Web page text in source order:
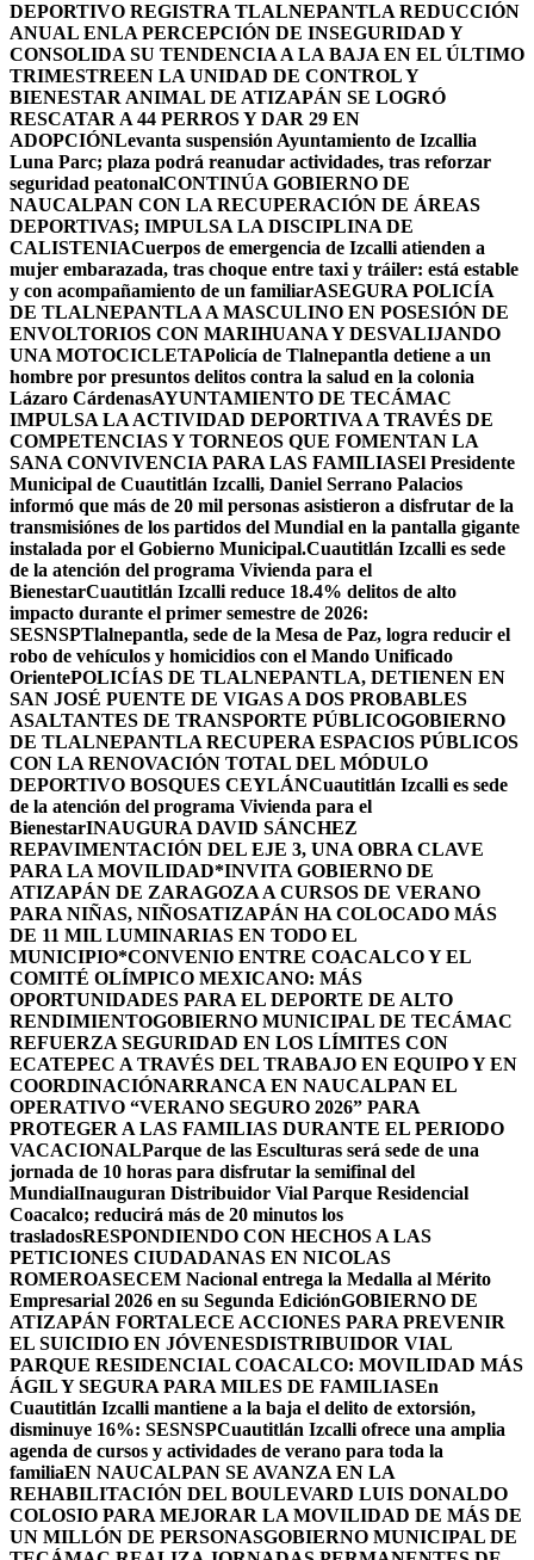
DEPORTIVO REGISTRA TLALNEPANTLA REDUCCIÓN
ANUAL ENLA PERCEPCIÓN DE INSEGURIDAD Y
CONSOLIDA SU TENDENCIA A LA BAJA EN EL ÚLTIMO
TRIMESTREEN LA UNIDAD DE CONTROL Y
BIENESTAR ANIMAL DE ATIZAPÁN SE LOGRÓ
RESCATAR A 44 PERROS Y DAR 29 EN
ADOPCIÓNLevanta suspensión Ayuntamiento de Izcallia
Luna Parc; plaza podrá reanudar actividades, tras reforzar
seguridad peatonalCONTINÚA GOBIERNO DE
NAUCALPAN CON LA RECUPERACIÓN DE ÁREAS
DEPORTIVAS; IMPULSA LA DISCIPLINA DE
CALISTENIACuerpos de emergencia de Izcalli atienden a
mujer embarazada, tras choque entre taxi y tráiler: está estable
y con acompañamiento de un familiarASEGURA POLICÍA
DE TLALNEPANTLA A MASCULINO EN POSESIÓN DE
ENVOLTORIOS CON MARIHUANA Y DESVALIJANDO
UNA MOTOCICLETAPolicía de Tlalnepantla detiene a un
hombre por presuntos delitos contra la salud en la colonia
Lázaro CárdenasAYUNTAMIENTO DE TECÁMAC
IMPULSA LA ACTIVIDAD DEPORTIVA A TRAVÉS DE
COMPETENCIAS Y TORNEOS QUE FOMENTAN LA
SANA CONVIVENCIA PARA LAS FAMILIASEl Presidente
Municipal de Cuautitlán Izcalli, Daniel Serrano Palacios
informó que más de 20 mil personas asistieron a disfrutar de la
transmisiónes de los partidos del Mundial en la pantalla gigante
instalada por el Gobierno Municipal.Cuautitlán Izcalli es sede
de la atención del programa Vivienda para el
BienestarCuautitlán Izcalli reduce 18.4% delitos de alto
impacto durante el primer semestre de 2026:
SESNSPTlalnepantla, sede de la Mesa de Paz, logra reducir el
robo de vehículos y homicidios con el Mando Unificado
OrientePOLICÍAS DE TLALNEPANTLA, ​DETIENEN EN
SAN JOSÉ PUENTE DE VIGAS A DOS PROBABLES
ASALTANTES DE TRANSPORTE PÚBLICOGOBIERNO
DE TLALNEPANTLA RECUPERA ESPACIOS PÚBLICOS
CON LA RENOVACIÓN TOTAL DEL MÓDULO
DEPORTIVO BOSQUES CEYLÁNCuautitlán Izcalli es sede
de la atención del programa Vivienda para el
BienestarINAUGURA DAVID SÁNCHEZ
REPAVIMENTACIÓN DEL EJE 3, UNA OBRA CLAVE
PARA LA MOVILIDAD*INVITA GOBIERNO DE
ATIZAPÁN DE ZARAGOZA A CURSOS DE VERANO
PARA NIÑAS, NIÑOSATIZAPÁN HA COLOCADO MÁS
DE 11 MIL LUMINARIAS EN TODO EL
MUNICIPIO*CONVENIO ENTRE COACALCO Y EL
COMITÉ OLÍMPICO MEXICANO: MÁS
OPORTUNIDADES PARA EL DEPORTE DE ALTO
RENDIMIENTOGOBIERNO MUNICIPAL DE TECÁMAC
REFUERZA SEGURIDAD EN LOS LÍMITES CON
ECATEPEC A TRAVÉS DEL TRABAJO EN EQUIPO Y EN
COORDINACIÓNARRANCA EN NAUCALPAN EL
OPERATIVO “VERANO SEGURO 2026” PARA
PROTEGER A LAS FAMILIAS DURANTE EL PERIODO
VACACIONALParque de las Esculturas será sede de una
jornada de 10 horas para disfrutar la semifinal del
MundialInauguran Distribuidor Vial Parque Residencial
Coacalco; reducirá más de 20 minutos los
trasladosRESPONDIENDO CON HECHOS A LAS
PETICIONES CIUDADANAS EN NICOLAS
ROMEROASECEM Nacional entrega la Medalla al Mérito
Empresarial 2026 en su Segunda EdiciónGOBIERNO DE
ATIZAPÁN FORTALECE ACCIONES PARA PREVENIR
EL SUICIDIO EN JÓVENESDISTRIBUIDOR VIAL
PARQUE RESIDENCIAL COACALCO: MOVILIDAD MÁS
ÁGIL Y SEGURA PARA MILES DE FAMILIASEn
Cuautitlán Izcalli mantiene a la baja el delito de extorsión,
disminuye 16%: SESNSPCuautitlán Izcalli ofrece una amplia
agenda de cursos y actividades de verano para toda la
familiaEN NAUCALPAN SE AVANZA EN LA
REHABILITACIÓN DEL BOULEVARD LUIS DONALDO
COLOSIO PARA MEJORAR LA MOVILIDAD DE MÁS DE
UN MILLÓN DE PERSONASGOBIERNO MUNICIPAL DE